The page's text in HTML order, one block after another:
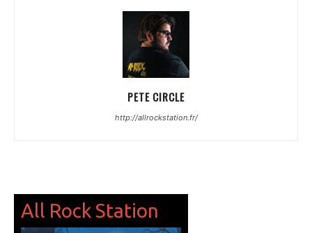
PETE CIRCLE
http://allrockstation.fr/